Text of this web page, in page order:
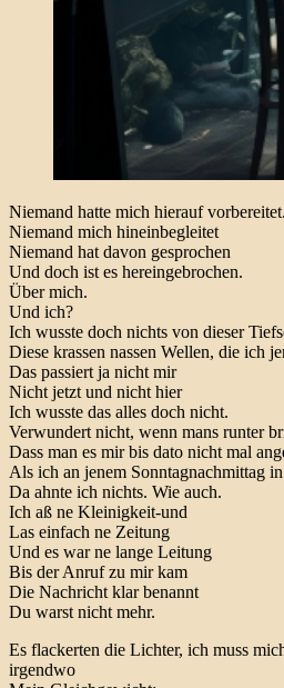
Niemand hatte mich hierauf vorbereitet.
Niemand mich hineinbegleitet
Niemand hat davon gesprochen
Und doch ist es hereingebrochen.
Über mich.
Und ich?
Ich wusste doch nichts von dieser
Diese krassen nassen Wellen, die ich
Das passiert ja nicht mir
Nicht jetzt und nicht hier
Ich wusste das alles doch nicht.
Verwundert nicht, wenn mans runter
Dass man es mir bis dato nicht mal
Als ich an jenem Sonntagnachmittag
Da ahnte ich nichts. Wie auch.
Ich aß ne Kleinigkeit-und
Las einfach ne Zeitung
Und es war ne lange Leitung
Bis der Anruf zu mir kam
Die Nachricht klar benannt
Du warst nicht mehr.
Es flackerten die Lichter, ich muss
irgendwo